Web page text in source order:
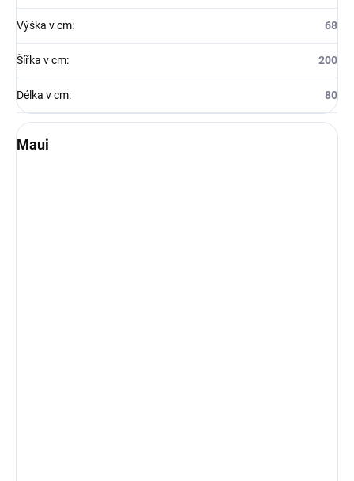
Výška v cm: 68
Šířka v cm: 200
Délka v cm: 80
Maui